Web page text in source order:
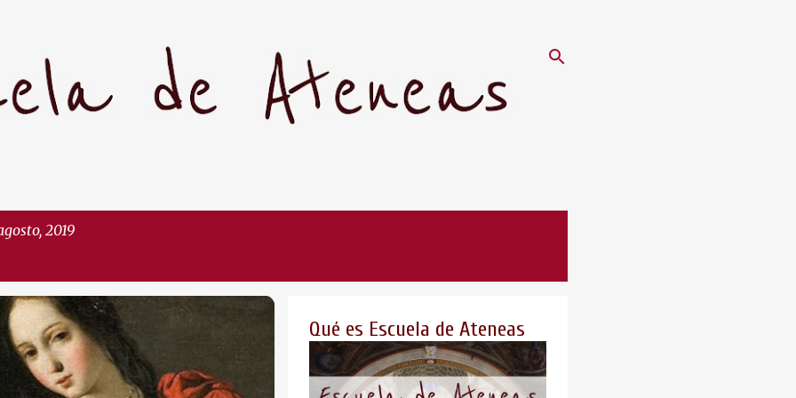
2019
Qué es Escuela de Ateneas